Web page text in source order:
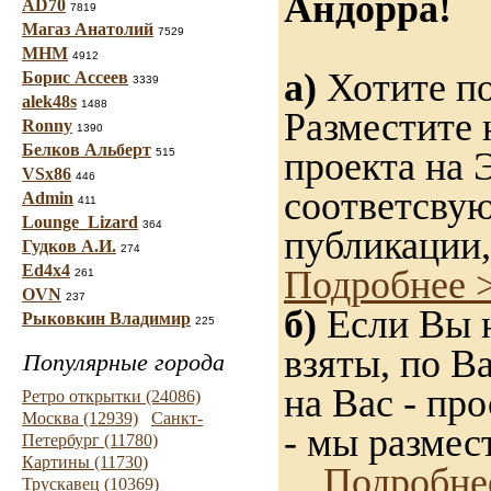
AD70 7819
Магаз Анатолий 7529
МНМ 4912
Борис Ассеев 3339
alek48s 1488
Ronny 1390
Белков Альберт 515
VSx86 446
Admin 411
Lounge_Lizard 364
Гудков А.И. 274
Ed4x4 261
OVN 237
Рыковкин Владимир 225
Популярные города
Ретро открытки (24086)
Москва (12939)
Санкт-
Петербург (11780)
Картины (11730)
Трускавец (10369)
Андорра!
а) Хотите
проекта на
Подробнее
б) Если Вы
взяты, по
на Вас -
- мы